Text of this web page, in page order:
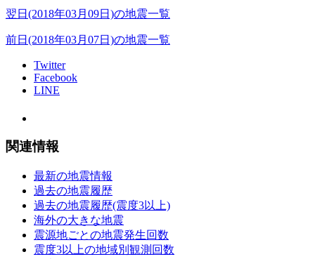
翌日(2018年03月09日)の地震一覧
前日(2018年03月07日)の地震一覧
Twitter
Facebook
LINE
関連情報
最新の地震情報
過去の地震履歴
過去の地震履歴(震度3以上)
海外の大きな地震
震源地ごとの地震発生回数
震度3以上の地域別観測回数